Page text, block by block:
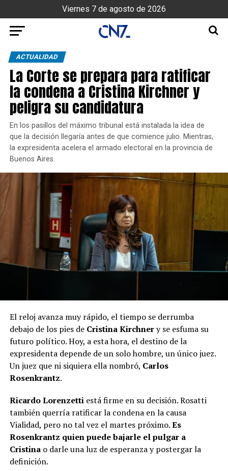
Viernes 7 de agosto de 2026
ACTUALIDAD
La Corte se prepara para ratificar
la condena a Cristina Kirchner y
peligra su candidatura
En los pasillos del máximo tribunal está instalada la idea de
que la decisión llegaría antes de que comience julio. Mientras,
la expresidenta acelera el armado electoral en la provincia de
Buenos Aires.
El reloj avanza muy rápido, el tiempo se derrumba
debajo de los pies de Cristina Kirchnery se esfuma su
futuro político. Hoy, a esta hora, el destino de la
expresidenta depende de un solo hombre, un único juez.
Un juez que ni siquiera ella nombró, Carlos
Rosenkrantz.
Ricardo Lorenzetti está firme en su decisión. Rosatti
también querría ratificar la condena en la causa
Vialidad, pero no tal vez el martes próximo.Es
Rosenkrantz quien puede bajarle el pulgar a
Cristinao darle una luz de esperanza y postergar la
definición.